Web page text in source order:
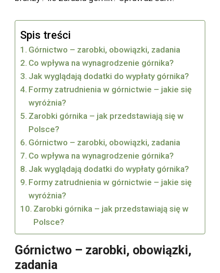
Spis treści
Górnictwo – zarobki, obowiązki, zadania
Co wpływa na wynagrodzenie górnika?
Jak wyglądają dodatki do wypłaty górnika?
Formy zatrudnienia w górnictwie – jakie się
wyróżnia?
Zarobki górnika – jak przedstawiają się w
Polsce?
Górnictwo – zarobki, obowiązki, zadania
Co wpływa na wynagrodzenie górnika?
Jak wyglądają dodatki do wypłaty górnika?
Formy zatrudnienia w górnictwie – jakie się
wyróżnia?
Zarobki górnika – jak przedstawiają się w
Polsce?
Górnictwo – zarobki, obowiązki,
zadania